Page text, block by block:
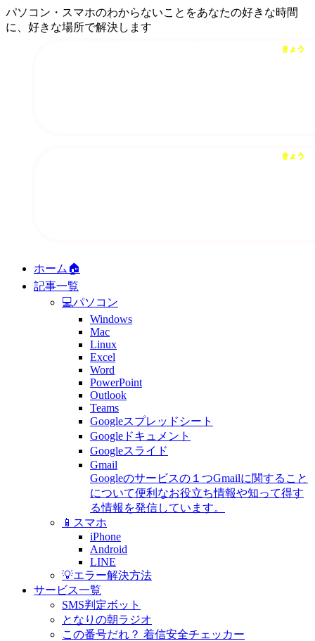
パソコン・スマホのわからないことをあなたの好きな時間
に、好きな場所で解決します
ホーム🏠
記事一覧
💻パソコン
Windows
Mac
Linux
Excel
Word
PowerPoint
Outlook
Teams
Googleスプレッドシート
Googleドキュメント
Googleスライド
Gmail
Googleのサービスの１つGmailに関すること
について便利なお役立ち情報や知って得す
る情報を発信しています。
📱スマホ
iPhone
Android
LINE
💡エラー解決方法
サービス一覧
SMS判定ボット
となりの朝ラジオ
この番号だれ？ 着信安全チェッカー